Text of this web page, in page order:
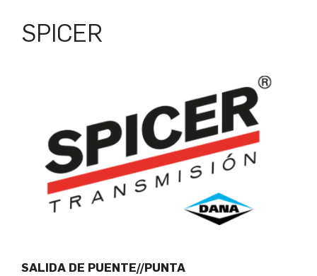
SPICER
SALIDA DE PUENTE//PUNTA